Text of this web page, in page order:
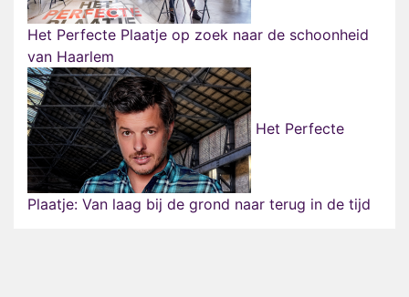
Het Perfecte Plaatje op zoek naar de schoonheid
van Haarlem
Het Perfecte
Plaatje: Van laag bij de grond naar terug in de tijd